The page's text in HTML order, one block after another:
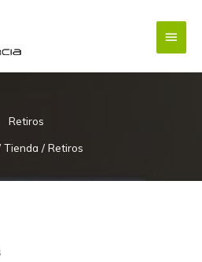
Menú
Retiros
Tienda / Retiros